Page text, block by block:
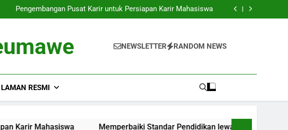
Para Mahasiswa
Pengembangan Pusat Karir untuk Persiapan Karir Mahasiswa
Memperbaiki Standar Pendidikan lewat Akreditasi Dunia
Para Mahasiswa
Pengembangan Pusat Karir untuk Persiapan Karir Mahasiswa
Memperbaiki Standar Pendidikan lewat Akreditasi Dunia
NEWSLETTER RANDOM NEWS
LAMAN RESMI
Memperbaiki Standar Pendidikan lewat Akreditasi Dunia